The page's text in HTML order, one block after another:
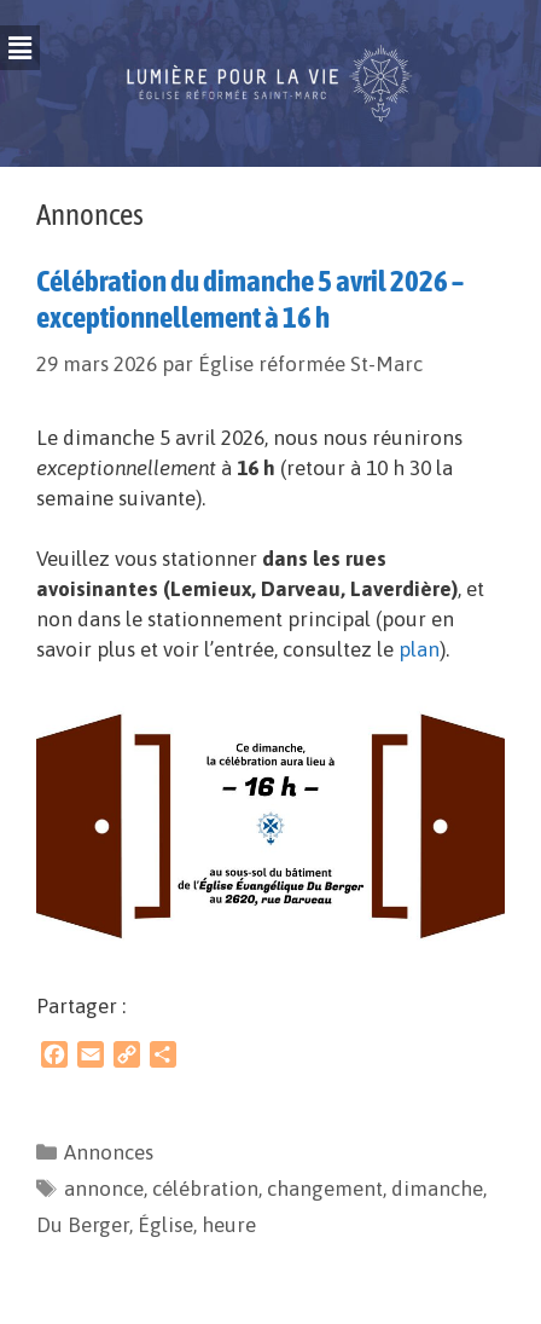
Annonces
Célébration du dimanche 5 avril 2026 –
exceptionnellement à 16 h
29 mars 2026 par Église réformée St-Marc
Le dimanche 5 avril 2026, nous nous réunirons
exceptionnellement à 16 h (retour à 10 h 30 la
semaine suivante).
Veuillez vous stationner dans les rues
avoisinantes (Lemieux, Darveau, Laverdière), et
non dans le stationnement principal (pour en
savoir plus et voir l’entrée, consultez le plan).
Partager :
b
o
o
l
L
i
n
g
Annonces
annonce, célébration, changement, dimanche,
Du Berger, Église, heure